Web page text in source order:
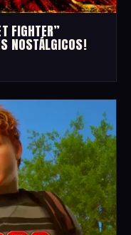
FIGHTER”
NOSTÁLGICOS!